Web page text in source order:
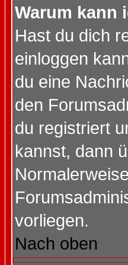
Warum kann
Hast du dich
einloggen
du eine
den
du registriert
kannst, dann
vorliegen.
Nach oben